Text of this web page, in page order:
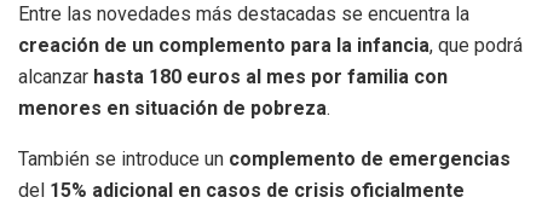
Entre las novedades más destacadas se encuentra la
creación de un complemento para la infancia, que podrá
alcanzar hasta 180 euros al mes por familia con
menores en situación de pobreza.
También se introduce un complemento de emergencias
del 15% adicional en casos de crisis oficialmente